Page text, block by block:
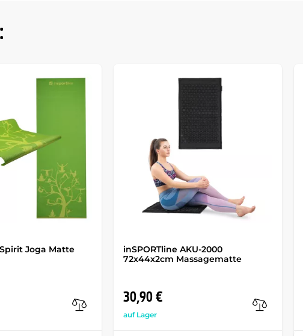
Joga Matte
inSPORTline AKU-2000
72x44x2cm Massagematte
30,90 €
auf Lager